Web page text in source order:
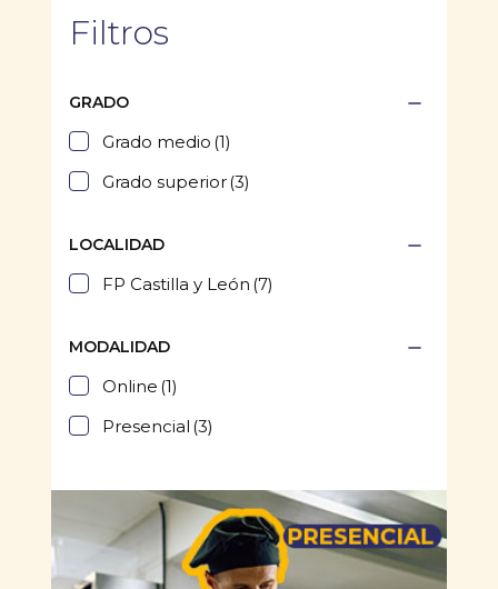
Filtros
GRADO
Grado medio (1)
Grado superior(3)
LOCALIDAD
FP Castilla y León (7)
MODALIDAD
Online (1)
Presencial (3)